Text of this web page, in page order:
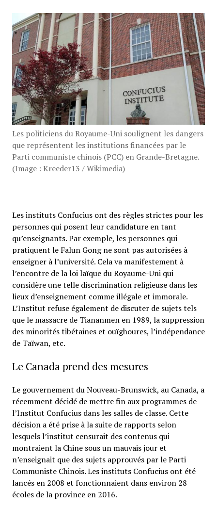
Les politiciens du Royaume-Uni soulignent les dangers
que représentent les institutions financées par le
Parti communiste chinois (PCC) en Grande-Bretagne.
(Image : Kreeder13 / Wikimedia)
Les instituts Confucius ont des règles strictes pour les
personnes qui posent leur candidature en tant
qu’enseignants. Par exemple, les personnes qui
pratiquent le Falun Gong ne sont pas autorisées à
enseigner à l’université. Cela va manifestement à
l’encontre de la loi laïque du Royaume-Uni qui
considère une telle discrimination religieuse dans les
lieux d’enseignement comme illégale et immorale.
L’Institut refuse également de discuter de sujets tels
que le massacre de Tiananmen en 1989, la suppression
des minorités tibétaines et ouïghoures, l’indépendance
de Taïwan, etc.
Le Canada prend des mesures
Le gouvernement du Nouveau-Brunswick, au Canada, a
récemment décidé de mettre fin aux programmes de
l’Institut Confucius dans les salles de classe. Cette
décision a été prise à la suite de rapports selon
lesquels l’institut censurait des contenus qui
montraient la Chine sous un mauvais jour et
n’enseignait que des sujets approuvés par le Parti
Communiste Chinois. Les instituts Confucius ont été
lancés en 2008 et fonctionnaient dans environ 28
écoles de la province en 2016.